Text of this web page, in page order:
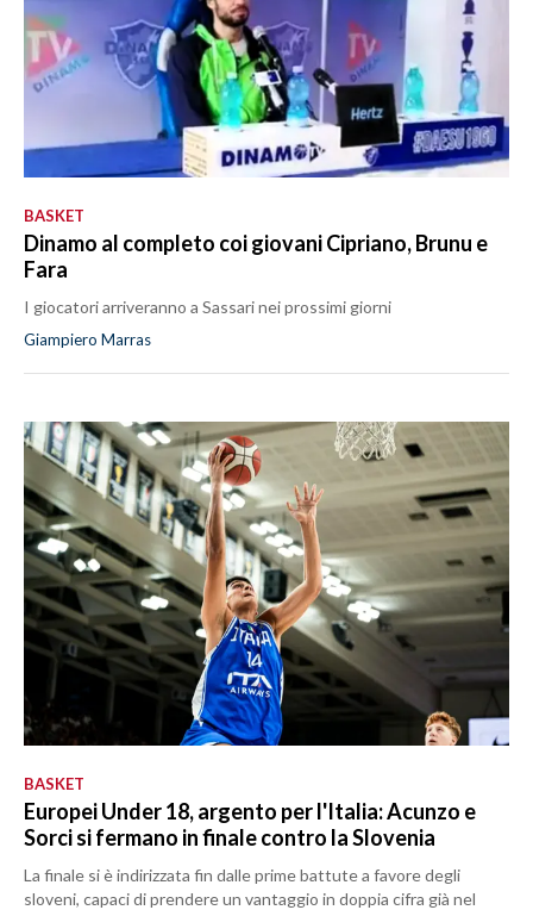
BASKET
Dinamo al completo coi giovani Cipriano, Brunu e
Fara
I giocatori arriveranno a Sassari nei prossimi giorni
Giampiero Marras
BASKET
Europei Under 18, argento per l'Italia: Acunzo e
Sorci si fermano in finale contro la Slovenia
La finale si è indirizzata fin dalle prime battute a favore degli
sloveni, capaci di prendere un vantaggio in doppia cifra già nel